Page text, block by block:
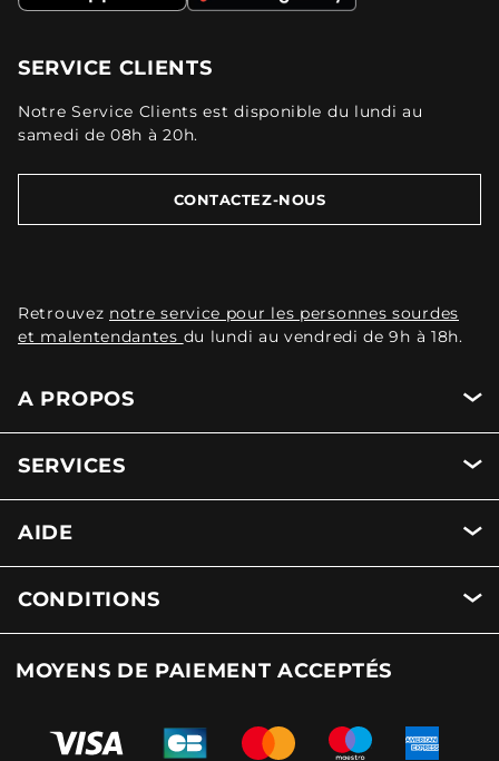
SERVICE CLIENTS
Notre Service Clients est disponible du lundi au
samedi de 08h à 20h.
CONTACTEZ-NOUS
Retrouvez notre service pour les personnes sourdes
et malentendantes du lundi au vendredi de 9h à 18h.
A PROPOS
SERVICES
AIDE
CONDITIONS
MOYENS DE PAIEMENT ACCEPTÉS